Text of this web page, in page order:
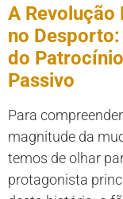
A Revolução
no Desporto:
do Patrocínio
Passivo
Para
magnitude da
temos de olhar
protagonista